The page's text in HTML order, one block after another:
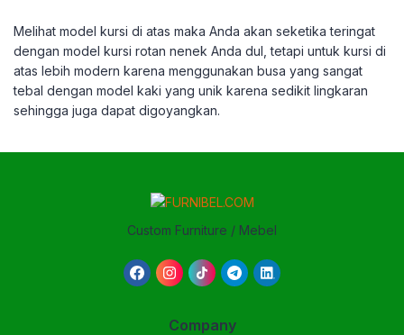
Melihat model kursi di atas maka Anda akan seketika teringat
dengan model kursi rotan nenek Anda dul, tetapi untuk kursi di
atas lebih modern karena menggunakan busa yang sangat
tebal dengan model kaki yang unik karena sedikit lingkaran
sehingga juga dapat digoyangkan.
Custom Furniture / Mebel
Company